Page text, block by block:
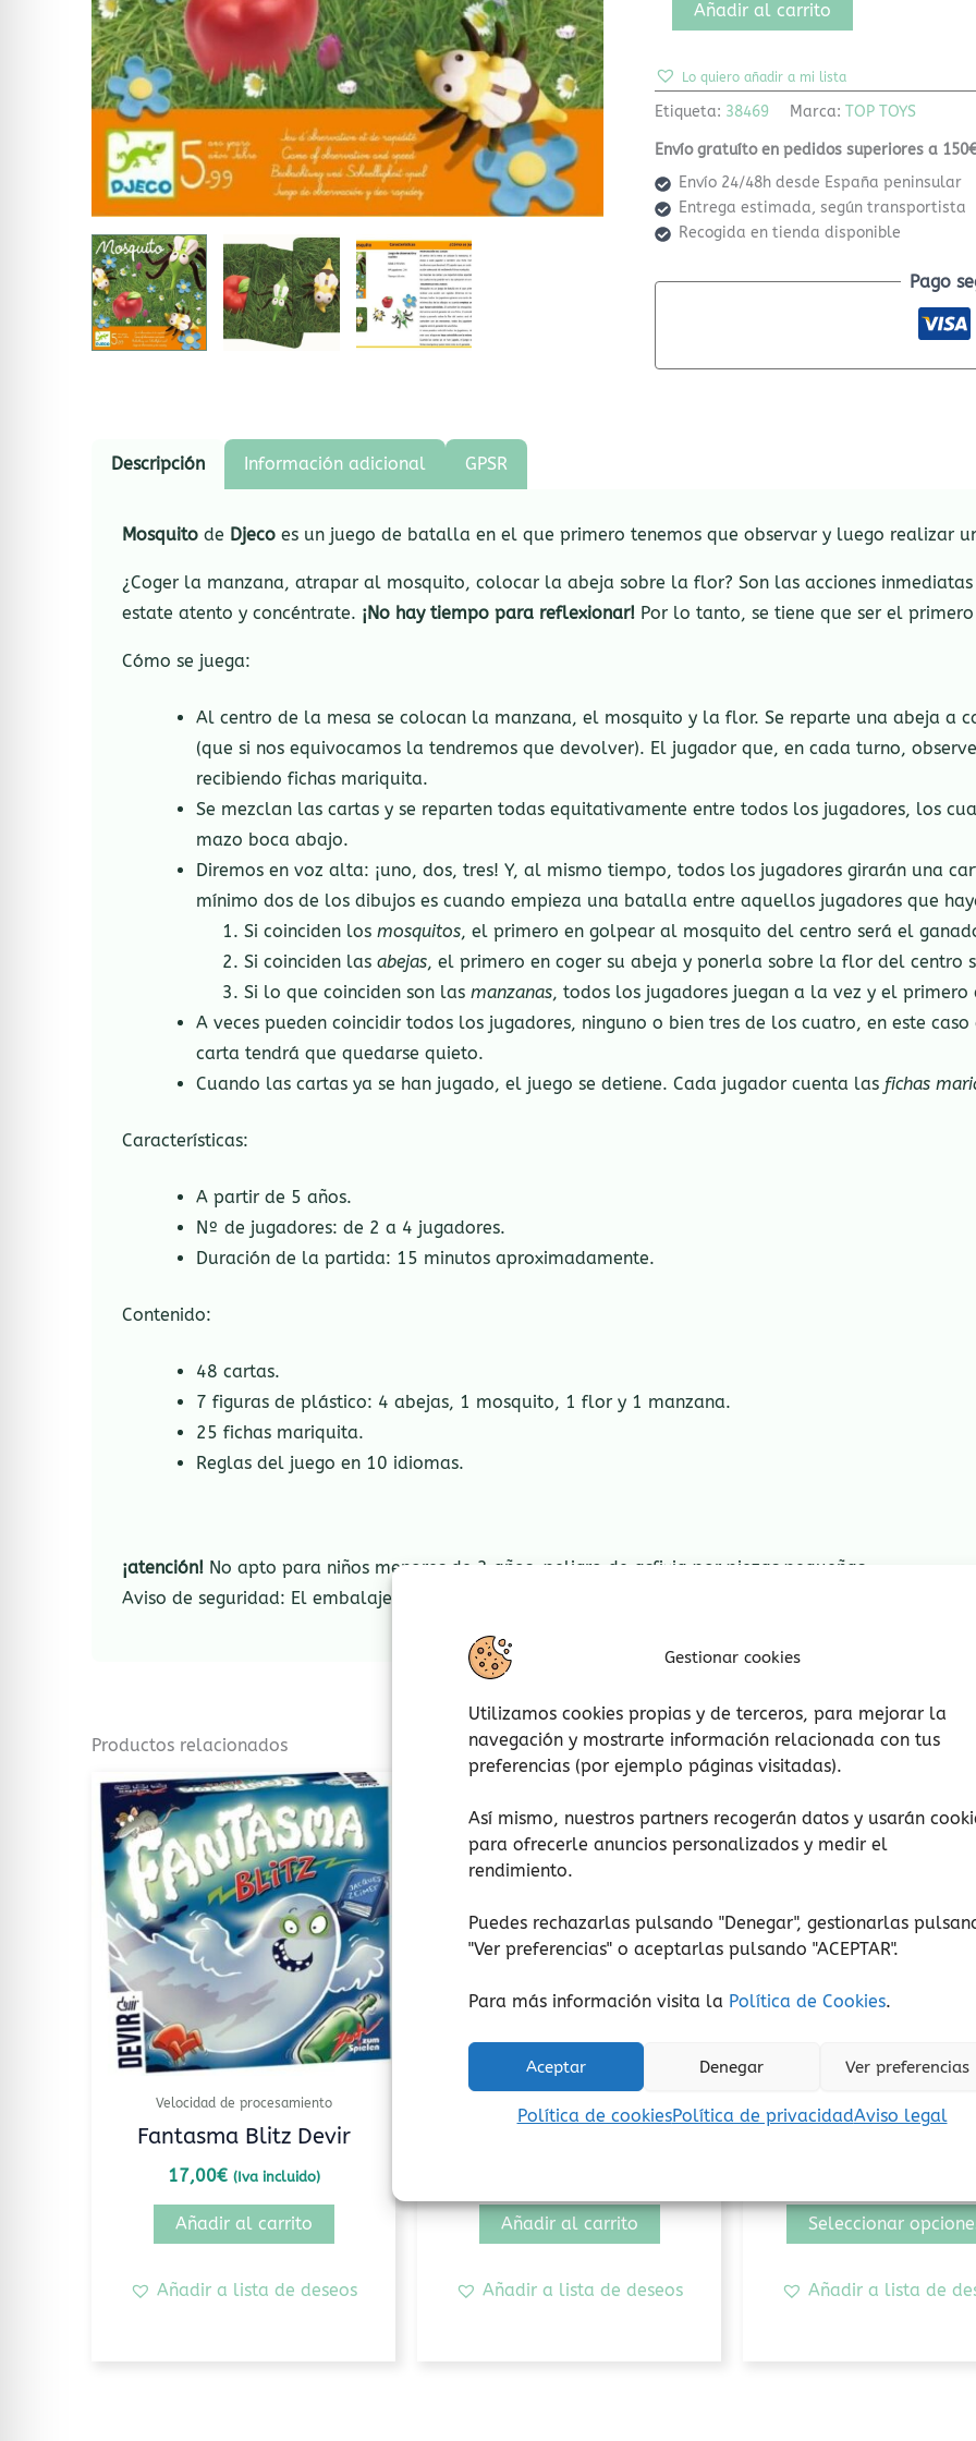
Gestionar cookies
Utilizamos cookies propias y de terceros, para mejorar la
navegación y mostrarte información relacionada con tus
preferencias (por ejemplo páginas visitadas).
Así mismo, nuestros partners recogerán datos y usarán
para ofrecerle anuncios personalizados y medir el
rendimiento.
Puedes rechazarlas pulsando "Denegar", gestionarlas
"Ver preferencias" o aceptarlas pulsando "ACEPTAR".
Para más información visita la Política de Cookies.
Aceptar Denegar Ver preferencias
Política de cookiesPolítica de privacidadAviso legal
Añadir al carrito
Lo quiero añadir a mi lista
Etiqueta: 38469 Marca:TOP TOYS
Envío gratuíto en pedidos superiores a
Envío 24/48h desde España peninsular
Entrega estimada, según transportista
Recogida en tienda disponible
Pago
Descripción Información adicional GPSR
Mosquito de Djeco es un juego de batalla en el que primero tenemos que observar y luego realizar
¿Coger la manzana, atrapar al mosquito, colocar la abeja sobre la flor? Son las acciones
estate atento y concéntrate. ¡No hay tiempo para reflexionar! Por lo tanto, se tiene que ser el
Cómo se juega:
Al centro de la mesa se colocan la manzana, el mosquito y la flor. Se reparte una abeja a
(que si nos equivocamos la tendremos que devolver). El jugador que, en cada turno,
recibiendo fichas mariquita.
Se mezclan las cartas y se reparten todas equitativamente entre todos los jugadores, los
mazo boca abajo.
Diremos en voz alta: ¡uno, dos, tres! Y, al mismo tiempo, todos los jugadores girarán una
mínimo dos de los dibujos es cuando empieza una batalla entre aquellos jugadores que
Si coinciden los mosquitos, el primero en golpear al mosquito del centro será el
Si coinciden las abejas, el primero en coger su abeja y ponerla sobre la flor del centro
Si lo que coinciden son las manzanas, todos los jugadores juegan a la vez y el
A veces pueden coincidir todos los jugadores, ninguno o bien tres de los cuatro, en este
carta tendrá que quedarse quieto.
Cuando las cartas ya se han jugado, el juego se detiene. Cada jugador cuenta las fichas
Características:
A partir de 5 años.
Nº de jugadores: de 2 a 4 jugadores.
Duración de la partida: 15 minutos aproximadamente.
Contenido:
48 cartas.
7 figuras de plástico: 4 abejas, 1 mosquito, 1 flor y 1 manzana.
25 fichas mariquita.
Reglas del juego en 10 idiomas.
¡atención! No apto para niños menores de 3 años, peligro de asfixia por piezas pequeñas.
Aviso de seguridad: El embalaje no es un juguete. Retire el embalaje antes de jugar.
Productos relacionados
Velocidad de procesamiento
Fantasma Blitz Devir
17,00€ (Iva incluido)
Añadir al carrito
Añadir a lista de deseos
Añadir al carrito
Añadir a lista de deseos
Seleccionar
Añadir a lista de